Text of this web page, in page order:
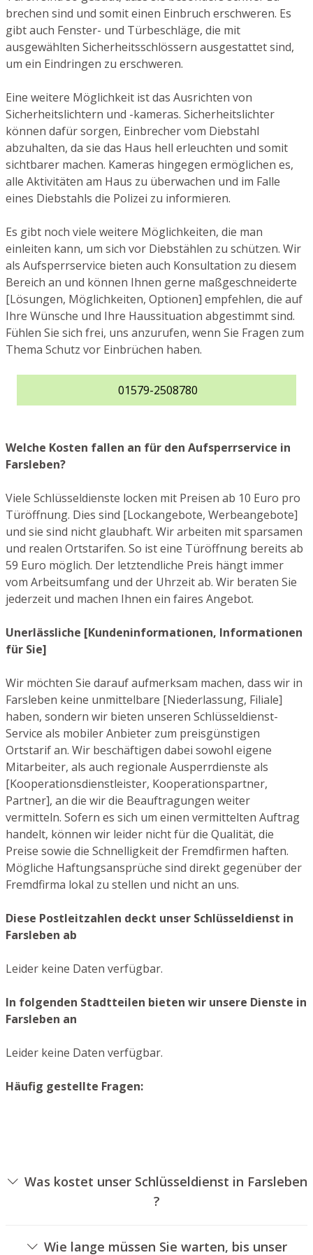
brechen sind und somit einen Einbruch erschweren. Es
gibt auch Fenster- und Türbeschläge, die mit
ausgewählten Sicherheitsschlössern ausgestattet sind,
um ein Eindringen zu erschweren.
Eine weitere Möglichkeit ist das Ausrichten von
Sicherheitslichtern und -kameras. Sicherheitslichter
können dafür sorgen, Einbrecher vom Diebstahl
abzuhalten, da sie das Haus hell erleuchten und somit
sichtbarer machen. Kameras hingegen ermöglichen es,
alle Aktivitäten am Haus zu überwachen und im Falle
eines Diebstahls die Polizei zu informieren.
Es gibt noch viele weitere Möglichkeiten, die man
einleiten kann, um sich vor Diebstählen zu schützen. Wir
als Aufsperrservice bieten auch Konsultation zu diesem
Bereich an und können Ihnen gerne maßgeschneiderte
[Lösungen, Möglichkeiten, Optionen] empfehlen, die auf
Ihre Wünsche und Ihre Haussituation abgestimmt sind.
Fühlen Sie sich frei, uns anzurufen, wenn Sie Fragen zum
Thema Schutz vor Einbrüchen haben.
01579-2508780
Welche Kosten fallen an für den Aufsperrservice in
Farsleben?
Viele Schlüsseldienste locken mit Preisen ab 10 Euro pro
Türöffnung. Dies sind [Lockangebote, Werbeangebote]
und sie sind nicht glaubhaft. Wir arbeiten mit sparsamen
und realen Ortstarifen. So ist eine Türöffnung bereits ab
59 Euro möglich. Der letztendliche Preis hängt immer
vom Arbeitsumfang und der Uhrzeit ab. Wir beraten Sie
jederzeit und machen Ihnen ein faires Angebot.
Unerlässliche [Kundeninformationen, Informationen
für Sie]
Wir möchten Sie darauf aufmerksam machen, dass wir in
Farsleben keine unmittelbare [Niederlassung, Filiale]
haben, sondern wir bieten unseren Schlüsseldienst-
Service als mobiler Anbieter zum preisgünstigen
Ortstarif an. Wir beschäftigen dabei sowohl eigene
Mitarbeiter, als auch regionale Ausperrdienste als
[Kooperationsdienstleister, Kooperationspartner,
Partner], an die wir die Beauftragungen weiter
vermitteln. Sofern es sich um einen vermittelten Auftrag
handelt, können wir leider nicht für die Qualität, die
Preise sowie die Schnelligkeit der Fremdfirmen haften.
Mögliche Haftungsansprüche sind direkt gegenüber der
Fremdfirma lokal zu stellen und nicht an uns.
Diese Postleitzahlen deckt unser Schlüsseldienst in
Farsleben ab
Leider keine Daten verfügbar.
In folgenden Stadtteilen bieten wir unsere Dienste in
Farsleben an
Leider keine Daten verfügbar.
Häufig gestellte Fragen:
Was kostet unser Schlüsseldienst in Farsleben
?
unterschiedlichen Optionen ab, wie zum Beispiel der
Wie lange müssen Sie warten, bis unser